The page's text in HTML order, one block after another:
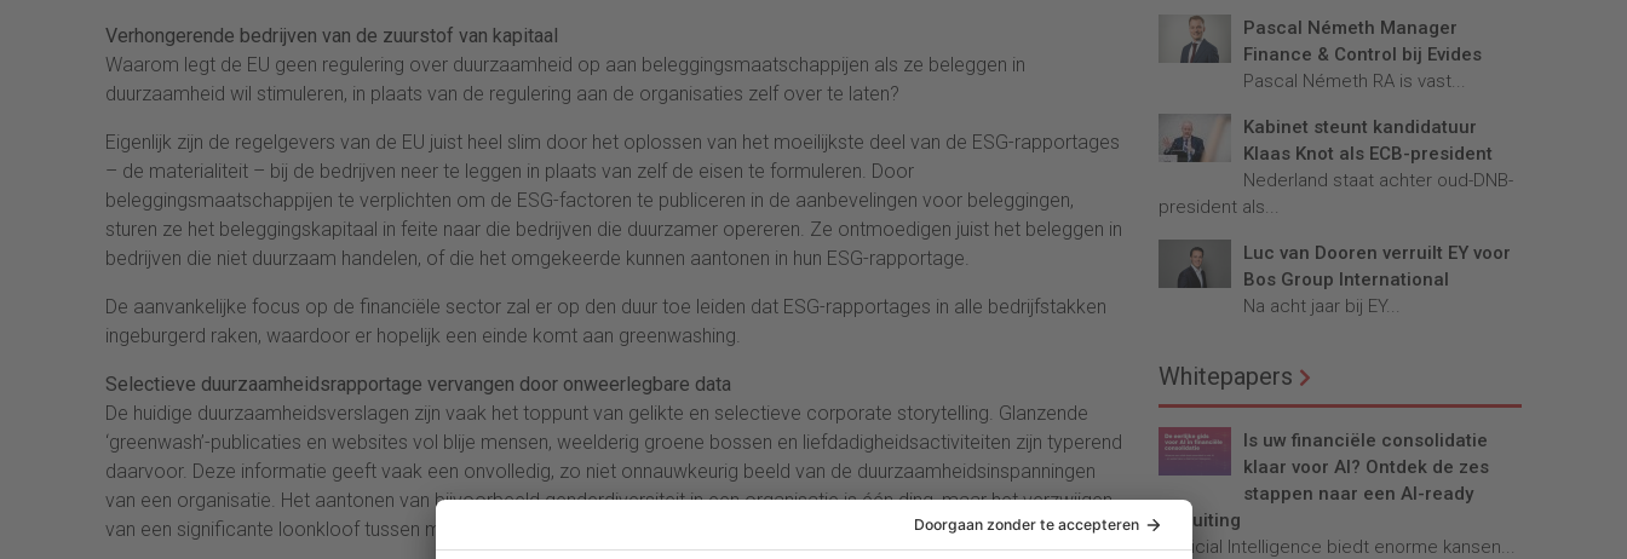
Verhongerende bedrijven van de zuurstof van kapitaal
Waarom legt de EU geen regulering over duurzaamheid op aan beleggingsmaatschappijen als ze beleggen in
duurzaamheid wil stimuleren, in plaats van de regulering aan de organisaties zelf over te laten?
Eigenlijk zijn de regelgevers van de EU juist heel slim door het oplossen van het moeilijkste deel van de ESG-rapportages
– de materialiteit – bij de bedrijven neer te leggen in plaats van zelf de eisen te formuleren. Door
beleggingsmaatschappijen te verplichten om de ESG-factoren te publiceren in de aanbevelingen voor beleggingen,
sturen ze het beleggingskapitaal in feite naar die bedrijven die duurzamer opereren. Ze ontmoedigen juist het beleggen in
bedrijven die niet duurzaam handelen, of die het omgekeerde kunnen aantonen in hun ESG-rapportage.
De aanvankelijke focus op de financiële sector zal er op den duur toe leiden dat ESG-rapportages in alle bedrijfstakken
ingeburgerd raken, waardoor er hopelijk een einde komt aan greenwashing.
Selectieve duurzaamheidsrapportage vervangen door onweerlegbare data
De huidige duurzaamheidsverslagen zijn vaak het toppunt van gelikte en selectieve corporate storytelling. Glanzende
‘greenwash’-publicaties en websites vol blije mensen, weelderig groene bossen en liefdadigheidsactiviteiten zijn typerend
daarvoor. Deze informatie geeft vaak een onvolledig, zo niet onnauwkeurig beeld van de duurzaamheidsinspanningen
van een organisatie. Het aantonen van bijvoorbeeld genderdiversiteit in een organisatie is één ding, maar het verzwijgen
van een significante loonkloof tussen mannen en vrouwen is zacht gezegd misleidend.
Pascal Németh Manager
Finance & Control bij Evides
Pascal Németh RA is vast...
Kabinet steunt kandidatuur
Klaas Knot als ECB-president
Nederland staat achter oud-DNB-
president als...
Luc van Dooren verruilt EY voor
Bos Group International
Na acht jaar bij EY...
Whitepapers
Is uw financiële consolidatie
klaar voor AI? Ontdek de zes
stappen naar een AI-ready
afsluiting
Artificial Intelligence biedt enorme kansen...